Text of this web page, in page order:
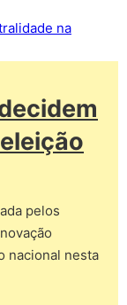
pelos
nacional nesta